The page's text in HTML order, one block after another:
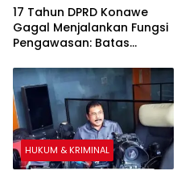
17 Tahun DPRD Konawe
Gagal Menjalankan Fungsi
Pengawasan: Batas
Amonggedo tidak Mampu
Diselesaikan
HUKUM & KRIMINAL